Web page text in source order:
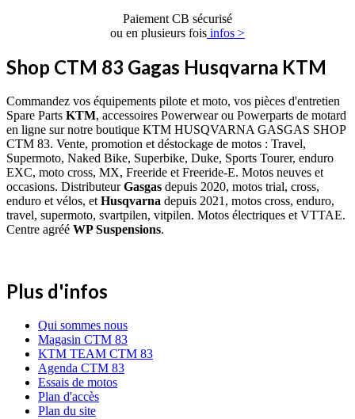
Paiement CB sécurisé
ou en plusieurs fois infos >
Shop CTM 83 Gagas Husqvarna KTM
Commandez vos équipements pilote et moto, vos pièces d'entretien
Spare Parts KTM, accessoires Powerwear ou Powerparts de motard
en ligne sur notre boutique KTM HUSQVARNA GASGAS SHOP
CTM 83. Vente, promotion et déstockage de motos : Travel,
Supermoto, Naked Bike, Superbike, Duke, Sports Tourer, enduro
EXC, moto cross, MX, Freeride et Freeride-E. Motos neuves et
occasions. DistributeurGasgas depuis 2020, motos trial, cross,
enduro et vélos, et Husqvarna depuis 2021, motos cross, enduro,
travel, supermoto, svartpilen, vitpilen. Motos électriques et VTTAE.
Centre agréé WP Suspensions.
Plus d'infos
Qui sommes nous
Magasin CTM 83
KTM TEAM CTM 83
Agenda CTM 83
Essais de motos
Plan d'accès
Plan du site